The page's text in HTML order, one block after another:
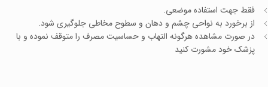
فقط جهت استفاده موضعی.
از برخورد به نواحی چشم و دهان و سطوح مخاطی جلوگیری شود.
در صورت مشاهده هرگونه التهاب و حساسیت مصرف را متوقف نموده و با
پزشک خود مشورت کنید